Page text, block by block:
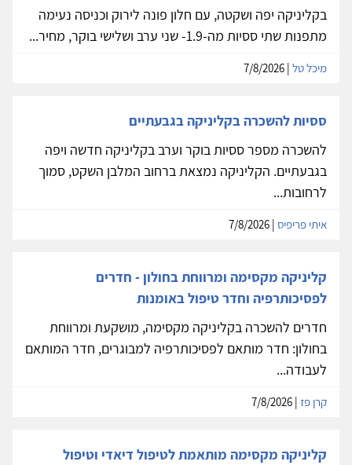
בקליניקה יפה ושקטה, עם חלון פונה לירוק וכניסה נעימה
מתפנות שתי ססיות מה-1.9- שני ערב ושלישי בוקר, מחיר...
מיכל טל
ססיות להשכרה בקליניקה בגבעתיים
להשכרה מספר ססיות בוקר וערב בקליניקה חדשה ויפה
בגבעתיים. הקליניקה נמצאת ברחוב המלבן השקט, סמוך
לרחובות...
איתי פריפיס
קליניקה מקסימה ומרווחת בחולון - חדרים
לפסיכותרפיה וחדר טיפול באומנות
חדרים להשכרה בקליניקה מקסימה, מושקעת ומרווחת
בחולון: חדר מותאם לפסיכותרפיה למבוגרים, חדר המותאם
לעבודה...
קרן פז
קליניקה מקסימה מותאמת לטיפול דיאדי וטיפול